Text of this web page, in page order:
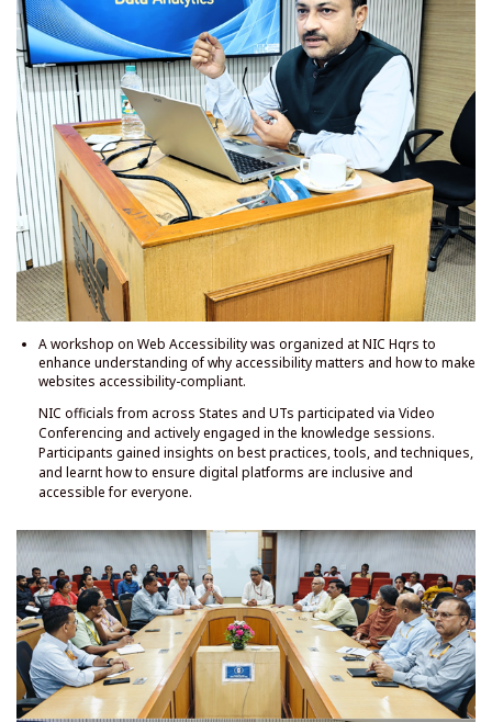
एन. आई. सी. मुख्यालय में वेब एक्सेसिबिलिटी पर एक कार्यशाला का आयोजन किया गया था
ताकि यह समझ बढ़ाई जा सके कि एक्सेसिबिलिटी क्यों मायने रखती है और वेबसाइटों को
एक्सेसिबिलिटी-कम्प्लायंट कैसे बनाया जाए।
विभिन्न राज्यों और केंद्र शासित प्रदेशों के एन. आई. सी. अधिकारियों ने वीडियो कॉन्फ्रेंसिंग के
माध्यम से भाग लिया और ज्ञान सत्रों में सक्रिय रूप से शामिल हुए। प्रतिभागियों ने सर्वोत्तम प्रथाओं,
उपकरणों और तकनीकों पर अंतर्दृष्टि प्राप्त की, और यह सुनिश्चित करना सीखा कि डिजिटल
प्लेटफॉर्म सभी के लिए समावेशी और सुलभ हैं।